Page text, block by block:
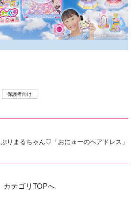
保護者向け
ぷりまるちゃん♡「おにゅーのヘアドレス」
カテゴリTOPへ